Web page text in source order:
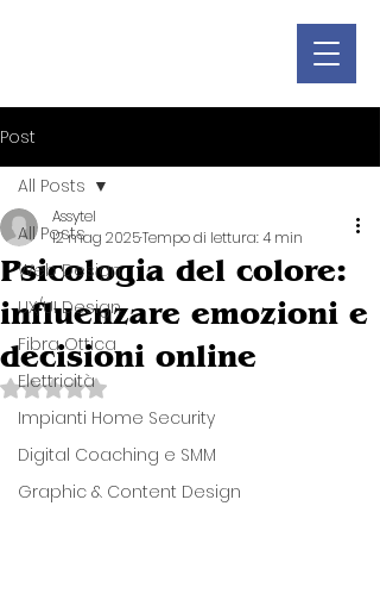
Post
All Posts
Web Design
UX/UI Design
Fibra Ottica
Elettricità
Impianti Home Security
Digital Coaching e SMM
Graphic & Content Design
All Posts
Psicologia del colore:
influenzare emozioni e
decisioni online
Assytel
12 mag 2025Tempo di lettura: 4 min
Valutazione NaN stelle su 5.